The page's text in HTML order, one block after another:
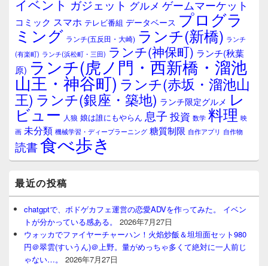
ア
イベント ガジェット グルメ ゲームマーケット
コミック スマホ テレビ番組 データベース プログラ
ミング ランチ(五反田・大崎) ランチ(新橋) ランチ
(有楽町) ランチ(浜松町・三田) ランチ(神保町) ランチ(秋葉
原) ランチ(虎ノ門・西新橋・溜池
山王・神谷町) ランチ(赤坂・溜池山
王) ランチ(銀座・築地) ランチ限定グルメ レ
ビュー 人狼 娘は誰にもやらん 息子 投資 数学 料理 映
画 未分類 機械学習・ディープラーニング 糖質制限 自作アプリ 自作物
読書食べ歩き
最近の投稿
chatgptで、ボドゲカフェ運営の恋愛ADVを作ってみた。 イベン
トが分かっている感ある。
2026年7月27日
ウォッカでファイヤーチャーハン！火焰炒飯＆坦坦面セット980
円＠翠雲(すいうん)＠上野。量がめっちゃ多くて絶対に一人前じ
ゃない…。
2026年7月27日